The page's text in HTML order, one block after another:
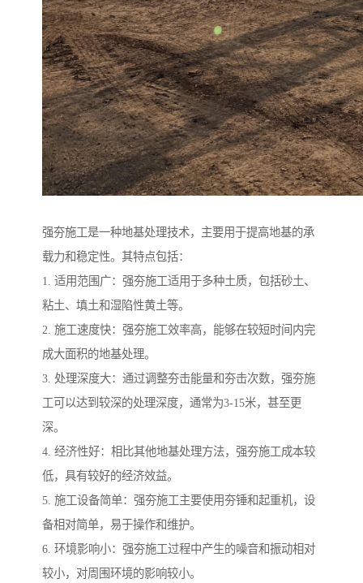
强夯施工是一种地基处理技术，主要用于提高地基的承
载力和稳定性。其特点包括：
1. 适用范围广：强夯施工适用于多种土质，包括砂土、
粘土、填土和湿陷性黄土等。
2. 施工速度快：强夯施工效率高，能够在较短时间内完
成大面积的地基处理。
3. 处理深度大：通过调整夯击能量和夯击次数，强夯施
工可以达到较深的处理深度，通常为3-15米，甚至更
深。
4. 经济性好：相比其他地基处理方法，强夯施工成本较
低，具有较好的经济效益。
5. 施工设备简单：强夯施工主要使用夯锤和起重机，设
备相对简单，易于操作和维护。
6. 环境影响小：强夯施工过程中产生的噪音和振动相对
较小，对周围环境的影响较小。